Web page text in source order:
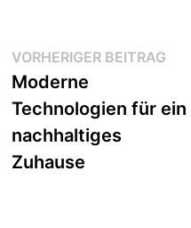
VORHERIGER BEITRAG
Moderne
Technologien für ein
nachhaltiges
Zuhause